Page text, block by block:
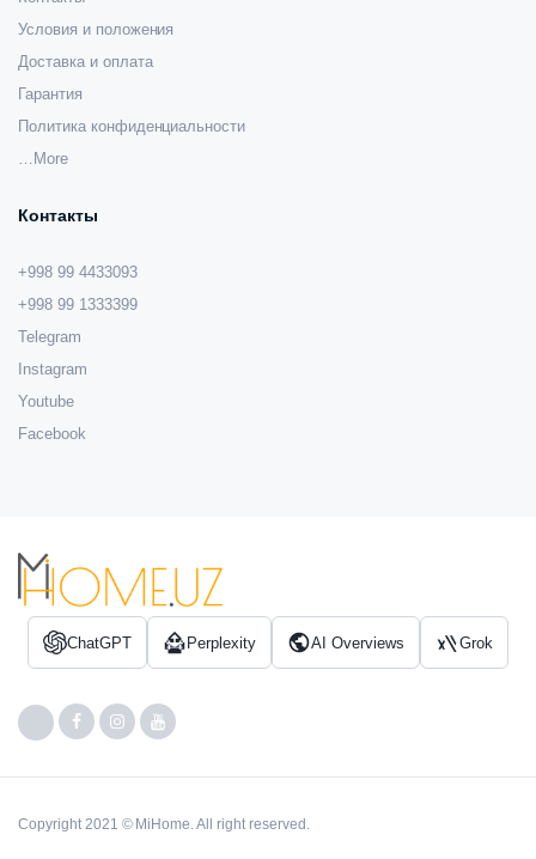
Условия и положения
Доставка и оплата
Гарантия
Политика конфиденциальности
…More
Контакты
+998 99 4433093
+998 99 1333399
Telegram
Instagram
Youtube
Facebook
ChatGPT Perplexity AI Overviews Grok
Copyright 2021 © MiHome. All right reserved.